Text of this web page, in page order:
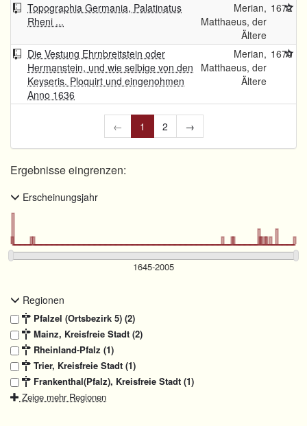
Topographia Germania, Palatinatus
Rheni ...
Merian,
Matthaeus, der
Ältere
1672
Die Vestung Ehrnbreitstein oder
Hermanstein, und wie selbige von den
Keyseris. Ploquirt und eingenohmen
Anno 1636
Merian,
Matthaeus, der
Ältere
1670
← 1 2 →
Ergebnisse eingrenzen:
Erscheinungsjahr
Regionen
Pfalzel (Ortsbezirk 5) (2)
Mainz, Kreisfreie Stadt (2)
Rheinland-Pfalz (1)
Trier, Kreisfreie Stadt (1)
Frankenthal(Pfalz), Kreisfreie Stadt (1)
Zeige mehr Regionen